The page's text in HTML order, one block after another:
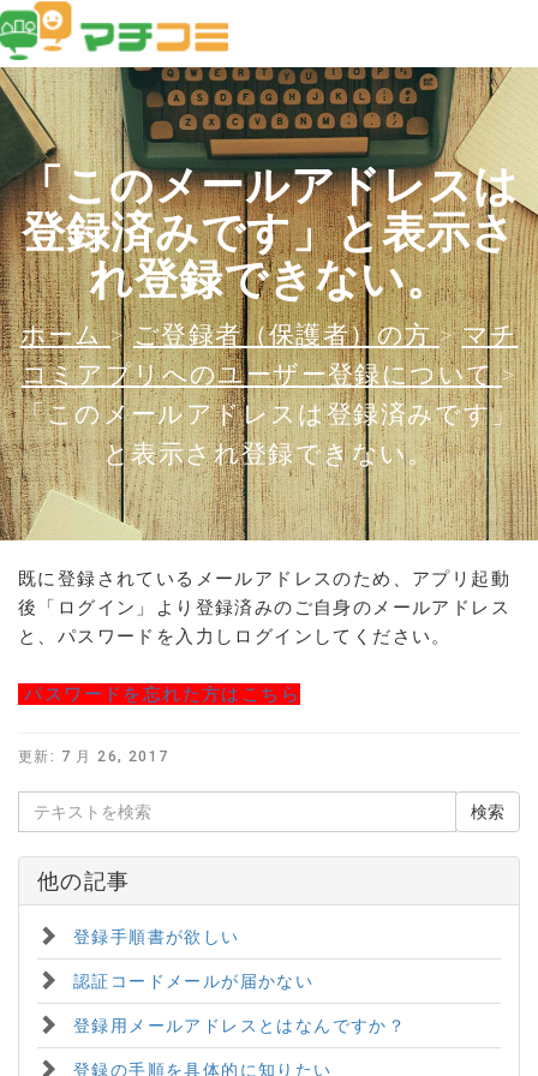
「このメールアドレスは
登録済みです」と表示さ
れ登録できない。
ホーム > ご登録者（保護者）の方 > マチ
コミアプリへのユーザー登録について >
「このメールアドレスは登録済みです」
と表示され登録できない。
既に登録されているメールアドレスのため、アプリ起動
後「ログイン」より登録済みのご自身のメールアドレス
と、パスワードを入力しログインしてください。
パスワードを忘れた方はこちら
更新: 7 月 26, 2017
他の記事
登録手順書が欲しい
認証コードメールが届かない
登録用メールアドレスとはなんですか？
登録の手順を具体的に知りたい